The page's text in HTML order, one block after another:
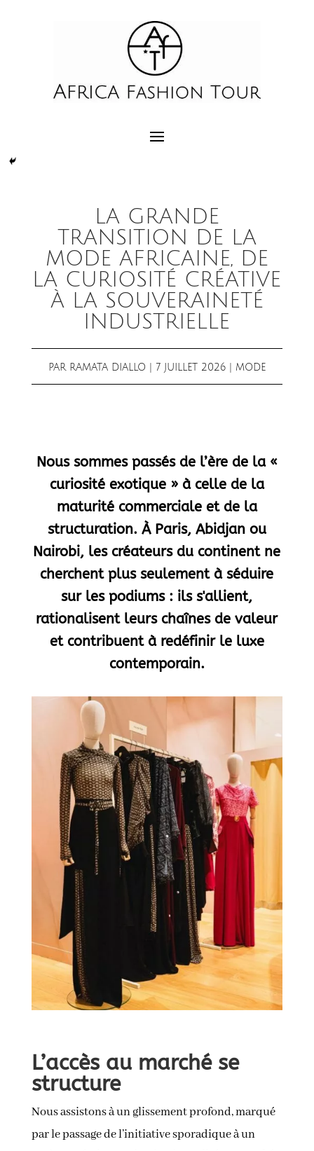
LA GRANDE
TRANSITION DE LA
MODE AFRICAINE, DE
LA CURIOSITÉ CRÉATIVE
À LA SOUVERAINETÉ
INDUSTRIELLE
PAR RAMATA DIALLO 7 JUILLET 2026| MODE
Nous sommes passés de l’ère de la «
curiosité exotique » à celle de la
maturité commerciale et de la
structuration. À Paris, Abidjan ou
Nairobi, les créateurs du continent ne
cherchent plus seulement à séduire
sur les podiums : ils s'allient,
rationalisent leurs chaînes de valeur
et contribuent à redéfinir le luxe
contemporain.
L’accès au marché se
structure
Nous assistons à un glissement profond, marqué
par le passage de l’initiative sporadique à un